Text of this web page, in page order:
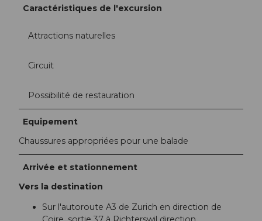
Caractéristiques de l'excursion
Attractions naturelles
Circuit
Possibilité de restauration
Equipement
Chaussures appropriées pour une balade
Arrivée et stationnement
Vers la destination
Sur l'autoroute A3 de Zurich en direction de